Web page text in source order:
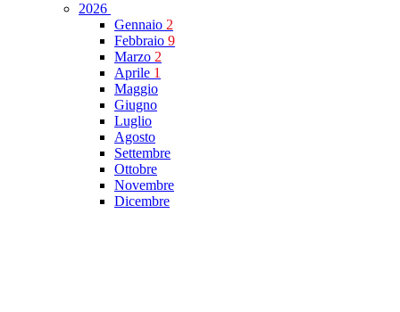
2026
Gennaio 2
Febbraio 9
Marzo 2
Aprile 1
Maggio
Giugno
Luglio
Agosto
Settembre
Ottobre
Novembre
Dicembre